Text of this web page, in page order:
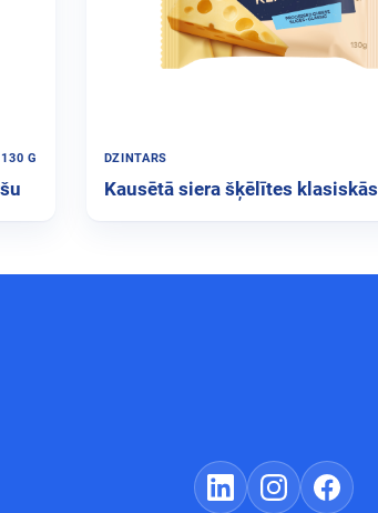
130 G DZINTARS
Kausētā siera šķēlītes klasiskās